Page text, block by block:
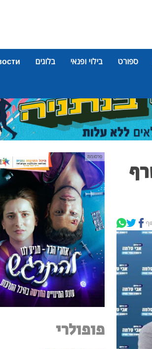
ספורט בילוי ופנאי בלוגים
פרסומת
פופולרי